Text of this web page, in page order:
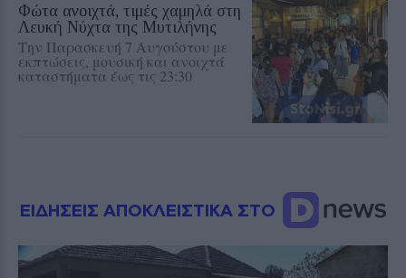
Φώτα ανοιχτά, τιμές χαμηλά στη
Λευκή Νύχτα της Μυτιλήνης
Την Παρασκευή 7 Αυγούστου με
εκπτώσεις, μουσική και ανοιχτά
καταστήματα έως τις 23:30
ΕΙΔΗΣΕΙΣ ΑΠΟΚΛΕΙΣΤΙΚΑ ΣΤΟ